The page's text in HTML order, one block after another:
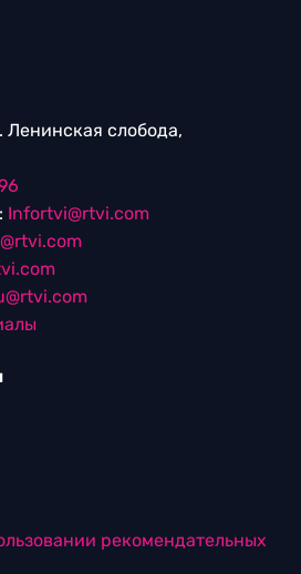
Ленинская слобода,
Infortvi@rtvi.com
рекомендательных